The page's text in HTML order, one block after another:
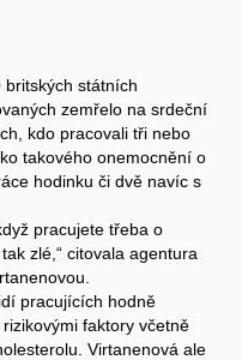
státních
zemřelo na srdeční
kdo pracovali tři nebo
takového onemocnění o
hodinku či dvě navíc s
pracujete třeba o
zlé,“ citovala agentura
pracujících hodně
faktory včetně
Virtanenová ale